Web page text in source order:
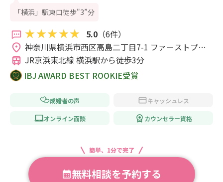
「横浜」駅東口徒歩"3”分
5.0（6件）
神奈川県横浜市西区高島二丁目7-1 ファーストプレ
イス横浜 2階
JR京浜東北線 横浜駅から徒歩3分
IBJ AWARD BEST ROOKIE受賞
成婚者の声 キャッシュレス
オンライン面談 カウンセラー資格
簡単、1分で完了
無料相談を予約する